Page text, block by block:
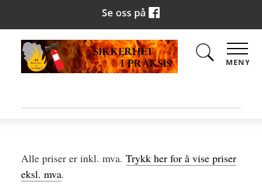
MENY
Alle priser er inkl. mva. Trykk her for å vise priser
eksl. mva.